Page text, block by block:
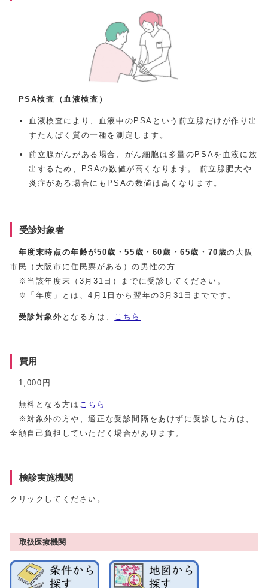
PSA検査（血液検査）
血液検査により、血液中のPSAという前立腺だけが作り出
すたんぱく質の一種を測定します。
前立腺がんがある場合、がん細胞は多量のPSAを血液に放
出するため、PSAの数値が高くなります。 前立腺肥大や
炎症がある場合にもPSAの数値は高くなります。
受診対象者
年度末時点の年齢が50歳・55歳・60歳・65歳・70歳の大阪
市民（大阪市に住民票がある）の男性の方
※当該年度末（3月31日）までに受診してください。
※「年度」とは、4月1日から翌年の3月31日までです。
受診対象外 となる方は、 こちら
費用
1,000円
無料となる方は こちら
※対象外の方や、適正な受診間隔をあけずに受診した方は、
全額自己負担していただく場合があります。
検診実施機関
クリックしてください。
取扱医療機関